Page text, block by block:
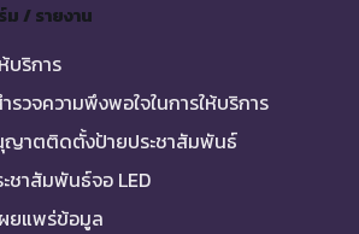
/ รายงาน
บริการ
รวจความพึงพอใจในการให้บริการ
าตติดตั้งป้ายประชาสัมพันธ์
ชาสัมพันธ์จอ LED
ยแพร่ข้อมูล